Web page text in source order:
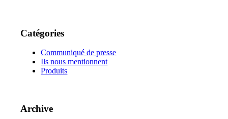
Catégories
Communiqué de presse
Ils nous mentionnent
Produits
Archive